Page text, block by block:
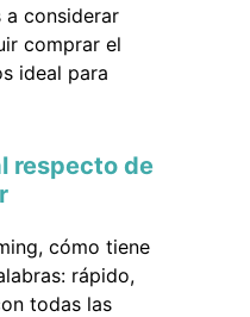
a considerar
comprar el
ideal para
respecto de
cómo tiene
rápido,
todas las